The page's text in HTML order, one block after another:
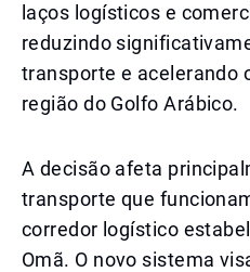
laços logísticos e
reduzindo
transporte e acelerando
região do Golfo Arábico.
A decisão afeta
transporte que
corredor logístico
Omã. O novo sistema